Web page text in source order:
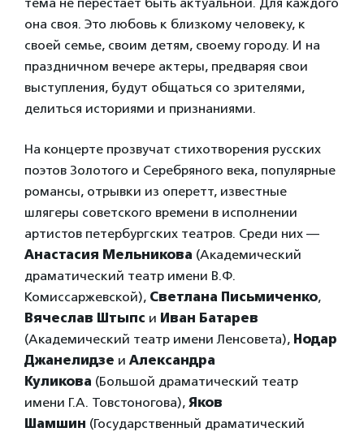
она своя. Это любовь к близкому человеку, к
своей семье, своим детям, своему городу. И на
праздничном вечере актеры, предваряя свои
выступления, будут общаться со зрителями,
делиться историями и признаниями.
На концерте прозвучат стихотворения русских
поэтов Золотого и Серебряного века, популярные
романсы, отрывки из оперетт, известные
шлягеры советского времени в исполнении
артистов петербургских театров. Среди них —
Анастасия Мельникова (Академический
драматический театр имени В.Ф.
Комиссаржевской), Светлана Письмиченко,
Вячеслав Штыпс и Иван Батарев
(Академический театр имени Ленсовета), Нодар
Джанелидзе и Александра
Куликова (Большой драматический театр
имени Г.А. Товстоногова), Яков
Шамшин (Государственный драматический